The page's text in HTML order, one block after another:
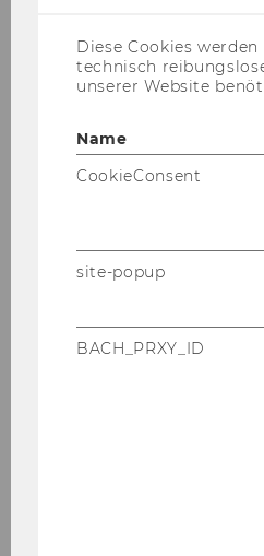
Diese Cookies
technisch
unserer Website
Name
CookieConsent
site-popup
BACH_PRXY_ID